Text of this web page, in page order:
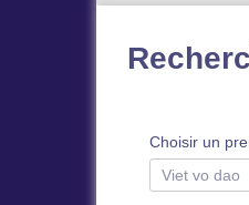
Choisir un